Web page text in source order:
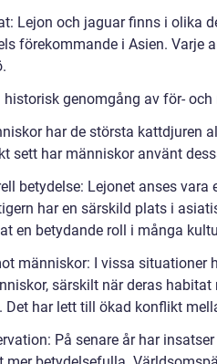
Lejon och jaguar finns i olika
förekommande i Asien. Varje
historisk genomgång av för-
har de största kattdjuren
sett har människor använt
betydelse: Lejonet anses
har en särskild plats i
en betydande roll i många
människor: I vissa situationer
särskilt när deras
Det har lett till ökad konflikt
På senare år har